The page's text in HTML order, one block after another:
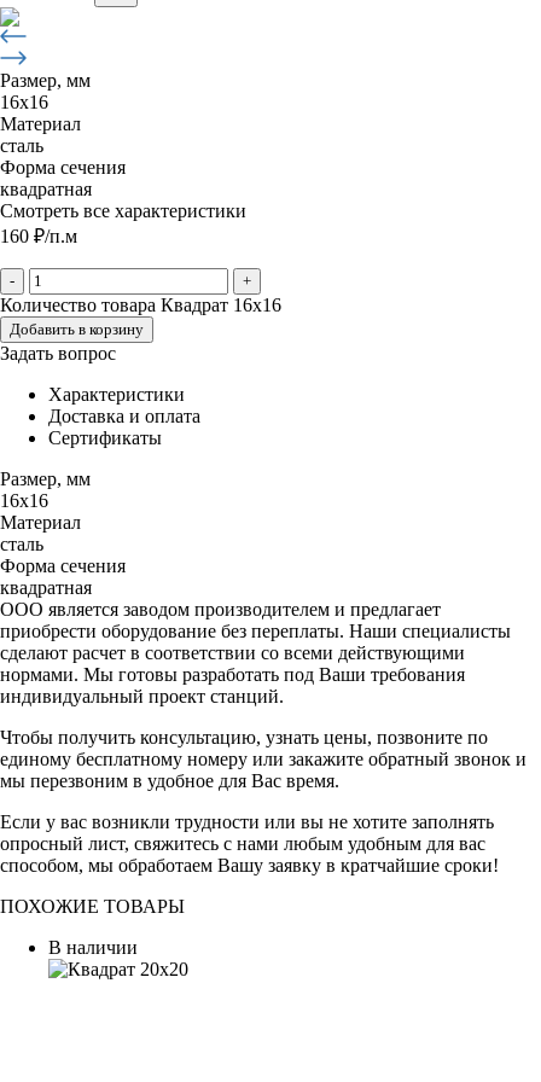
Размер, мм
16х16
Материал
сталь
Форма сечения
квадратная
Смотреть все характеристики
160 ₽/п.м
- +
Количество товара Квадрат 16х16
Добавить в корзину
Задать вопрос
Характеристики
Доставка и оплата
Сертификаты
Размер, мм
16х16
Материал
сталь
Форма сечения
квадратная
ООО является заводом производителем и предлагает
приобрести оборудование без переплаты. Наши специалисты
сделают расчет в соответствии со всеми действующими
нормами. Мы готовы разработать под Ваши требования
индивидуальный проект станций.
Чтобы получить консультацию, узнать цены, позвоните по
единому бесплатному номеру или закажите обратный звонок и
мы перезвоним в удобное для Вас время.
Если у вас возникли трудности или вы не хотите заполнять
опросный лист, свяжитесь с нами любым удобным для вас
способом, мы обработаем Вашу заявку в кратчайшие сроки!
ПОХОЖИЕ ТОВАРЫ
В наличии